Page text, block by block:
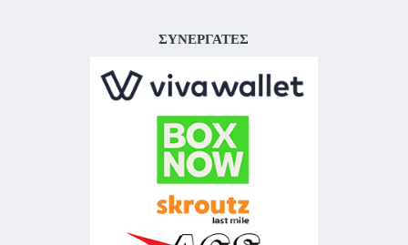
ΣΥΝΕΡΓΑΤΕΣ